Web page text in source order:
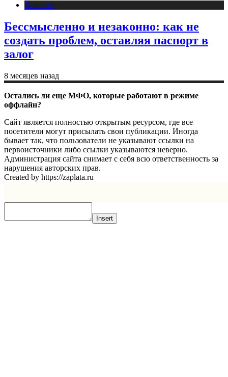
Новости
Бессмысленно и незаконно: как не
создать проблем, оставляя паспорт в
залог
8 месяцев назад
Остались ли еще МФО, которые работают в режиме
оффлайн?
Сайт является полностью открытым ресурсом, где все
посетители могут присылать свои публикации. Иногда
бывает так, что пользователи не указывают ссылки на
первоисточники либо ссылки указываются неверно.
Администрация сайта снимает с себя всю ответственность за
нарушения авторских прав.
Created by https://zaplata.ru
Insert